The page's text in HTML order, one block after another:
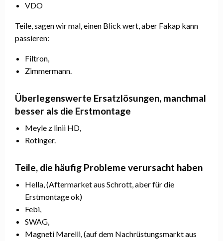
VDO
Teile, sagen wir mal, einen Blick wert, aber Fakap kann
passieren:
Filtron,
Zimmermann.
Überlegenswerte Ersatzlösungen, manchmal
besser als die Erstmontage
Meyle z linii HD,
Rotinger.
Teile, die häufig Probleme verursacht haben
Hella, (Aftermarket aus Schrott, aber für die
Erstmontage ok)
Febi,
SWAG,
Magneti Marelli, (auf dem Nachrüstungsmarkt aus